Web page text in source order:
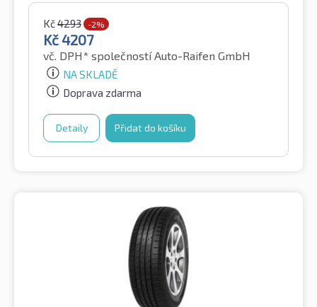
Kč4293 -2%
Kč4207
vč. DPH* společností Auto-Raifen GmbH
NA SKLADĚ
Doprava zdarma
Detaily Přidat do košíku